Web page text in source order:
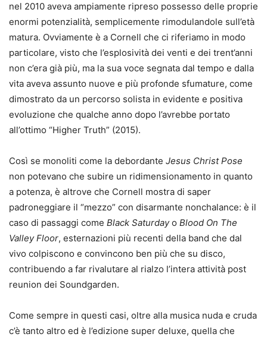
nel 2010 aveva ampiamente ripreso possesso delle proprie
enormi potenzialità, semplicemente rimodulandole sull’età
matura. Ovviamente è a Cornell che ci riferiamo in modo
particolare, visto che l’esplosività dei venti e dei trent’anni
non c’era già più, ma la sua voce segnata dal tempo e dalla
vita aveva assunto nuove e più profonde sfumature, come
dimostrato da un percorso solista in evidente e positiva
evoluzione che qualche anno dopo l’avrebbe portato
all’ottimo “Higher Truth” (2015).
Così se monoliti come la debordante Jesus Christ Pose
non potevano che subire un ridimensionamento in quanto
a potenza, è altrove che Cornell mostra di saper
padroneggiare il “mezzo” con disarmante nonchalance: è il
caso di passaggi come Black Saturdayo Blood On The
Valley Floor, esternazioni più recenti della band che dal
vivo colpiscono e convincono ben più che su disco,
contribuendo a far rivalutare al rialzo l’intera attività post
reunion dei Soundgarden.
Come sempre in questi casi, oltre alla musica nuda e cruda
c’è tanto altro ed è l’edizione super deluxe, quella che